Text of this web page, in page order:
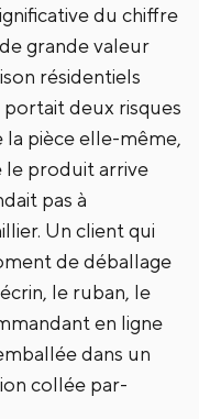
du chiffre
grande valeur
résidentiels
deux risques
la pièce elle-même,
le produit arrive
pas à
Un client qui
de déballage
le ruban, le
en ligne
dans un
collée par-